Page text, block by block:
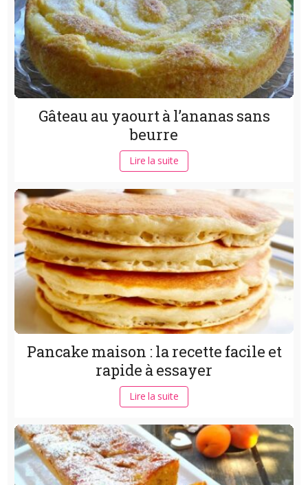
Gâteau au yaourt à l’ananas sans
beurre
Lire la suite
Pancake maison : la recette facile et
rapide à essayer
Lire la suite